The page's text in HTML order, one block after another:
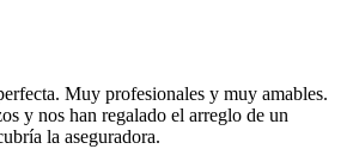
Muy profesionales y muy amables.
y nos han regalado el arreglo de un
la aseguradora.